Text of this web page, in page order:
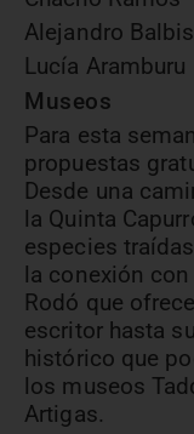
Alejandro Balbis
Lucía Aramburu
Museos
Para esta
propuestas
Desde una
la Quinta
especies
la conexión
Rodó que
escritor hasta
histórico que
los museos
Artigas.